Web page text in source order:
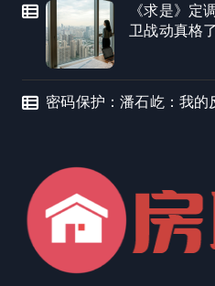
《求是》定
卫战动真格了
密码保护：潘石屹：我的